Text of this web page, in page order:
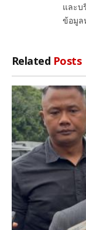
และบ
ข้อมูล
Related Posts